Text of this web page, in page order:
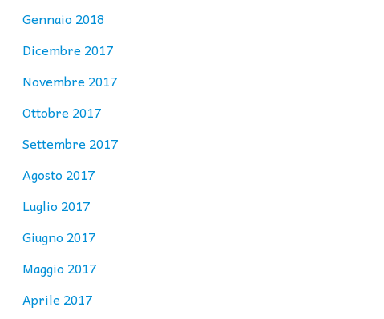
Gennaio 2018
Dicembre 2017
Novembre 2017
Ottobre 2017
Settembre 2017
Agosto 2017
Luglio 2017
Giugno 2017
Maggio 2017
Aprile 2017